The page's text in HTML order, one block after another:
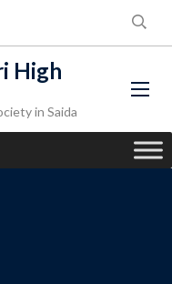
High
in Saida